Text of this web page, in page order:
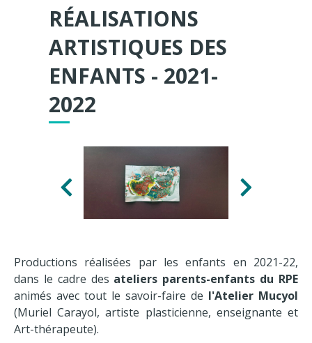
RÉALISATIONS
ARTISTIQUES DES
ENFANTS - 2021-
2022
P
é
d
e
n
t
S
a
n
t
Productions réalisées par les enfants en 2021-22,
dans le cadre des ateliers parents-enfants du RPE
animés avec tout le savoir-faire de l'Atelier Mucyol
(Muriel Carayol, artiste plasticienne, enseignante et
Art-thérapeute).